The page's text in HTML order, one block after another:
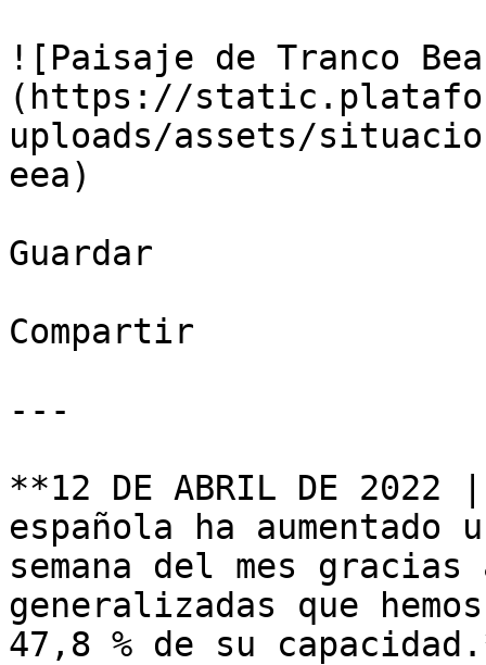
![Paisaje de Tranco
(https://
uploads/assets/
eea)
Guardar
Compartir
---
**12 DE ABRIL DE
española ha
semana del mes
generalizadas que
47,8 % de su